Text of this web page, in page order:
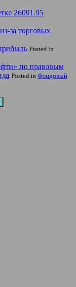
26091.95
за торговых
Posted in
по правовым
Posted in Фондовый